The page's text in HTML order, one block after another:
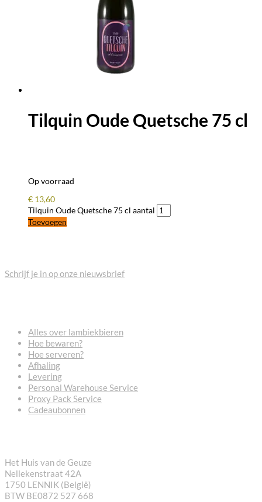
Tilquin Oude Quetsche 75 cl
Op voorraad
€ 13,60
Tilquin Oude Quetsche 75 cl aantal
Toevoegen
Schrijf je in op onze nieuwsbrief
Alles over lambiekbieren
Hoe bewaren?
Hoe serveren?
Afhaling
Levering
Personal Warehouse Service
Proxy Pack Service
Cadeaubonnen
Het Huis van de Geuze
Nellekenstraat 42A
1750 LENNIK (België)
BTW BE0872 527 668